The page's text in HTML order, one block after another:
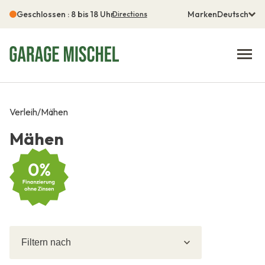
Geschlossen : 8 bis 18 UhrDirections MarkenDeutsch
Verleih/Mähen
Mähen
nach